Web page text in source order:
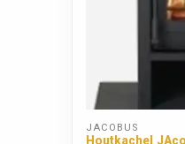
JACOBUS
Houtkachel